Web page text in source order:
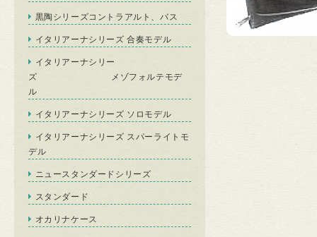
黒陶シリーズコントラアルト、バス
イタリアーナシリーズ 合奏モデル
イタリアーナシリー
ズ メゾフォルテモデ
ル
イタリアーナシリーズ ソロモデル
イタリアーナシリーズ スパーライトモ
デル
ニュースタンダードシリーズ
スタンダード
オカリナケース